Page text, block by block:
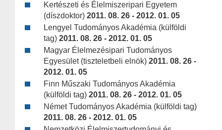
Kertészeti és Élelmiszeripari Egyetem
(díszdoktor) 2011. 08. 26 - 2012. 01. 05
Lengyel Tudományos Akadémia (külföldi
tag) 2011. 08. 26 - 2012. 01. 05
Magyar Élelmezésipari Tudományos
Egyesület (tiszteletbeli elnök) 2011. 08. 26 -
2012. 01. 05
Finn Műszaki Tudományos Akadémia
(külföldi tag) 2011. 08. 26 - 2012. 01. 05
Német Tudományos Akadémia (külföldi tag)
2011. 08. 26 - 2012. 01. 05